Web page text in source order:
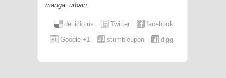
manga urbain
facebook
Twitter
del.icio.us
digg
stumbleupon
Google +1